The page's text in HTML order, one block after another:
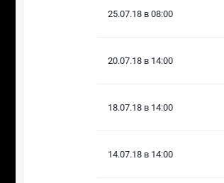
25.07.18 в 08:00
20.07.18 в 14:00
18.07.18 в 14:00
14.07.18 в 14:00